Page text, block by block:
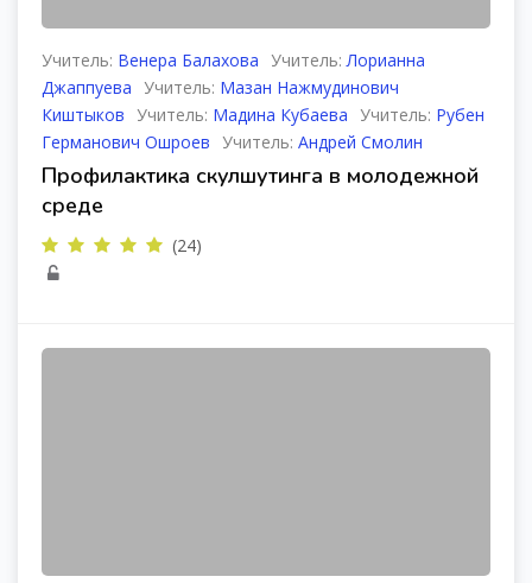
Учитель: Венера Балахова Учитель:Лорианна
Джаппуева Учитель: Мазан Нажмудинович
Киштыков Учитель: Мадина Кубаева Учитель: Рубен
Германович Ошроев Учитель: Андрей Смолин
Профилактика скулшутинга в молодежной
среде
(24)